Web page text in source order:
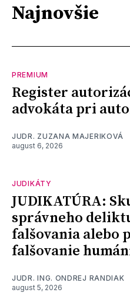
Najnovšie
PREMIUM
Register
advokáta pri
JUDR. ZUZANA MAJERIKOVÁ
august 6, 2026
JUDIKÁTY
JUDIKATÚRA:
správneho
falšovania alebo
falšovanie
JUDR. ING. ONDREJ RANDIAK
august 5, 2026